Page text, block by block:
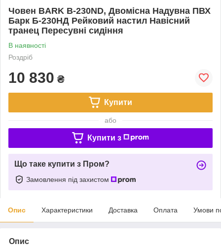
Човен BARK B-230ND, Двомісна Надувна ПВХ
Барк Б-230НД Рейковий настил Навісний
транец Пересувні сидіння
В наявності
Роздріб
10 830 ₴
Купити
або
Купити з
Що таке купити з Пром?
Замовлення під захистом
Опис Характеристики Доставка Оплата Умови
Опис